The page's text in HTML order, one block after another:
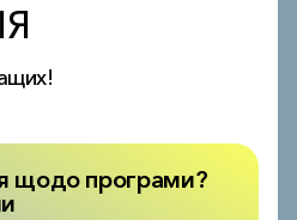
щодо програми?